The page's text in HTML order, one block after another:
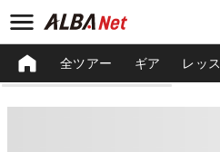
全ツアー ギア レッ